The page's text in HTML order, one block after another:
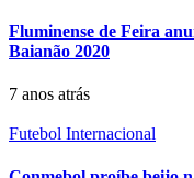
Fluminense de Feira
Baianão 2020
7 anos atrás
Futebol Internacional